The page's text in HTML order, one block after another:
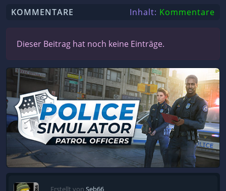
KOMMENTARE Inhalt: Kommentare
Dieser Beitrag hat noch keine Einträge.
Erstellt von Seb66